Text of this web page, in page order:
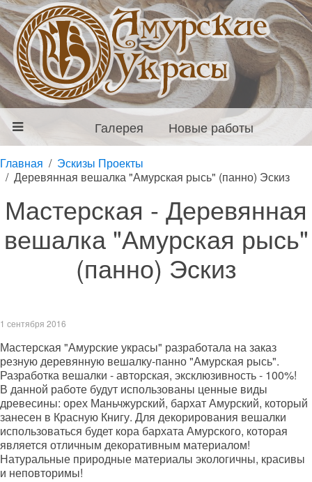
Галерея Новые работы
Главная
Эскизы Проекты
Деревянная вешалка "Амурская рысь" (панно) Эскиз
Мастерская - Деревянная
вешалка "Амурская рысь"
(панно) Эскиз
1 сентября 2016
Мастерская "Амурские украсы" разработала на заказ
резную деревянную вешалку-панно "Амурская рысь".
Разработка вешалки - авторская, эксклюзивность - 100%!
В данной работе будут использованы ценные виды
древесины: орех Маньчжурский, бархат Амурский, который
занесен в Красную Книгу. Для декорирования вешалки
использоваться будет кора бархата Амурского, которая
является отличным декоративным материалом!
Натуральные природные материалы экологичны, красивы
и неповторимы!